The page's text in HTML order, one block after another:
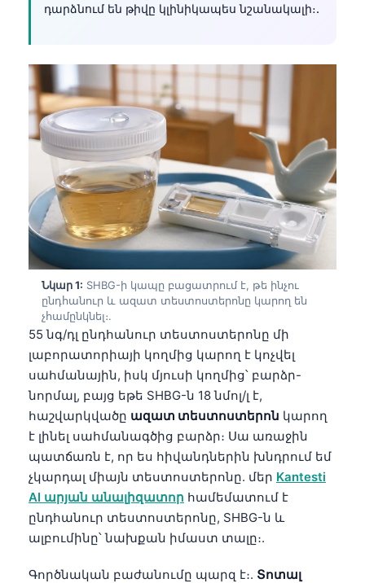
դարձնում են թիվը կլինիկապես նշանակալի։.
Նկար 1: SHBG-ի կապը բացատրում է, թե ինչու
ընդհանուր և ազատ տեստոստերոնը կարող են
չհամընկնել։.
55 նգ/դլ ընդհանուր տեստոստերոնը մի
լաբորատորիայի կողմից կարող է կոչվել
սահմանային, իսկ մյուսի կողմից՝ բարձր-
նորմալ, բայց եթե SHBG-ն 18 նմոլ/լ է,
հաշվարկվածը ազատ տեստոստերոն կարող
է լինել սահմանագծից բարձր։ Սա առաջին
պատճառն է, որ ես հիվանդներին խնդրում եմ
չկարդալ միայն տեստոստերոնը. մեր Kantesti
AI արյան անալիզատոր համեմատում է
ընդհանուր տեստոստերոնը, SHBG-ն և
ալբումինը՝ նախքան իմաստ տալը։.
Գործնական բաժանումը պարզ է։. Տոտալ